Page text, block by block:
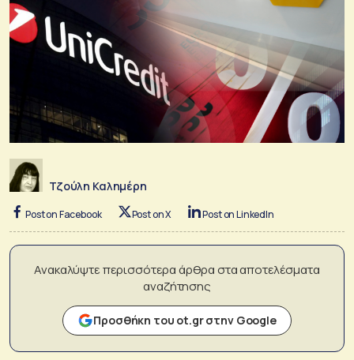
Τζούλη Καλημέρη
Post on Facebook Post on X Post on LinkedIn
Ανακαλύψτε περισσότερα άρθρα στα αποτελέσματα
αναζήτησης
Προσθήκη του ot.gr στην Google